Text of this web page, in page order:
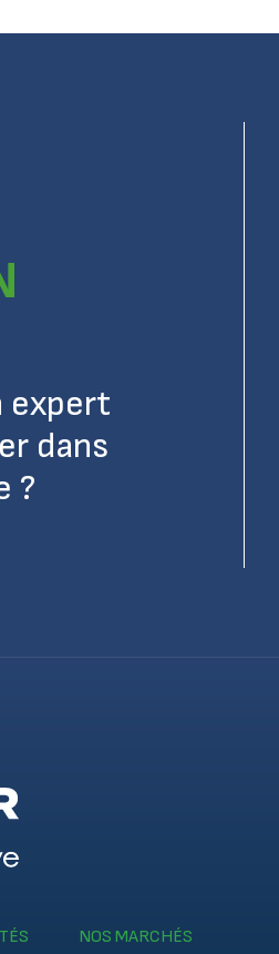
expert
dans
?
NOS MARCHÉS